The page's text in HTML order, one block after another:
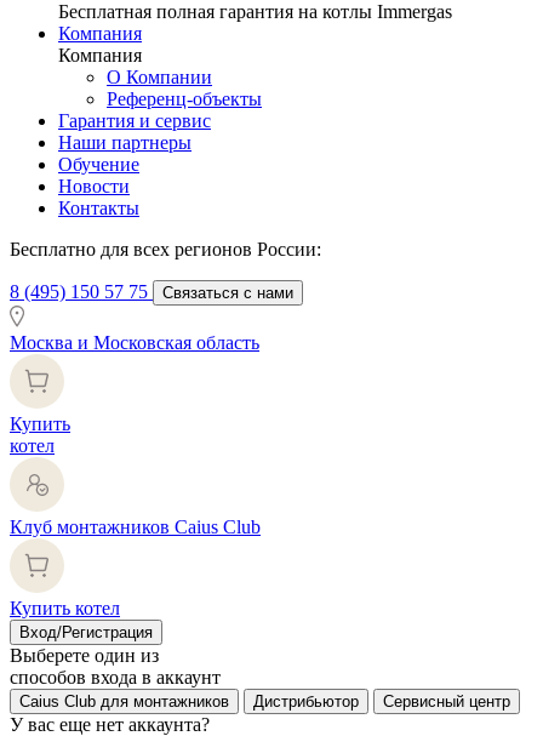
Бесплатная полная гарантия на котлы Immergas
Компания
Компания
О Компании
Референц-объекты
Гарантия и сервис
Наши партнеры
Обучение
Новости
Контакты
Бесплатно для всех регионов России:
8 (495) 150 57 75 Связаться с нами
Москва и Московская область
Купить
котел
Клуб монтажников Caius Club
Купить котел
Вход/Регистрация
Выберете один из
способов входа в аккаунт
Caius Club для монтажников Дистрибьютор Сервисный центр
У вас еще нет аккаунта?